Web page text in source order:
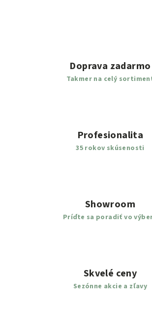
Doprava zadarmo
Takmer na celý
Profesionalita
35 rokov skúsenosti
Showroom
Príďte sa poradiť vo
Skvelé ceny
Sezónne akcie a zľavy